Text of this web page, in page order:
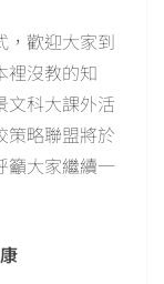
，歡迎大家到
裡沒教的知
文科大課外活
策略聯盟將於
籲大家繼續一